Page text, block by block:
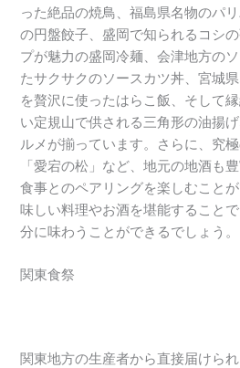
った絶品の焼鳥、福島県名物のパ
の円盤餃子、盛岡で知られるコシ
プが魅力の盛岡冷麺、会津地方の
たサクサクのソースカツ丼、宮城
を贅沢に使ったはらこ飯、そして
い定規山で供される三角形の油揚
ルメが揃っています。さらに、究
「愛宕の松」など、地元の地酒も
食事とのペアリングを楽しむこと
味しい料理やお酒を堪能すること
分に味わうことができるでしょう。
関東食祭
関東地方の生産者から直接届けら